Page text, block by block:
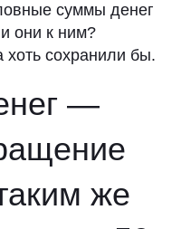
суммы денег
они к ним?
сохранили бы.
—
же